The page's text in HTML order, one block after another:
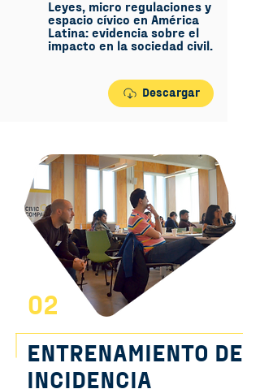
Leyes, micro regulaciones y
espacio cívico en América
Latina: evidencia sobre el
impacto en la sociedad civil.
Descargar
02
ENTRENAMIENTO DE
INCIDENCIA